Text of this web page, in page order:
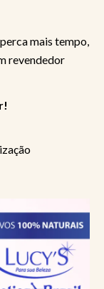
mais tempo,
revendedor